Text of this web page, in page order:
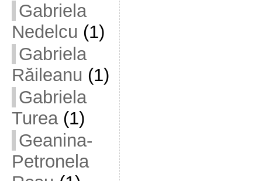
Gabriela
Nedelcu (1)
Gabriela
Răileanu (1)
Gabriela
Turea(1)
Geanina-
Petronela